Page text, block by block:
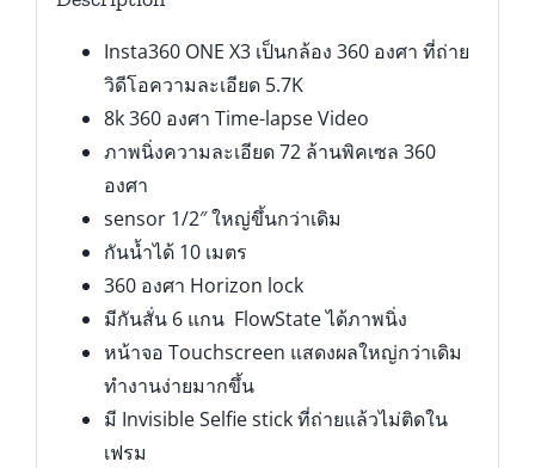
Insta360 ONE X3 เป็นกล้อง 360 องศา ที่ถ่าย
วิดีโอความละเอียด 5.7K
8k 360 องศา Time-lapse Video
ภาพนิ่งความละเอียด 72 ล้านพิคเซล 360
องศา
sensor 1/2″ ใหญ่ขึ้นกว่าเดิม
กันน้ำได้ 10 เมตร
360 องศา Horizon lock
มีกันสั่น 6 แกน FlowState ได้ภาพนิ่ง
หน้าจอ Touchscreen แสดงผลใหญ่กว่าเดิม
ทำงานง่ายมากขึ้น
มี Invisible Selfie stick ที่ถ่ายแล้วไม่ติดใน
เฟรม